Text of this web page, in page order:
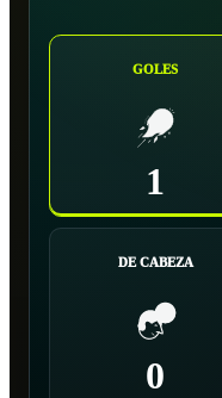
GOLES
1
DE CABEZA
0